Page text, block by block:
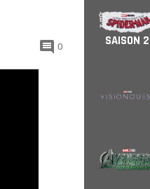
0 SAISON 2